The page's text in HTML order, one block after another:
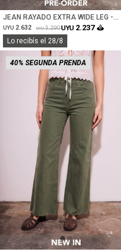
JEAN RAYADO EXTRA WIDE LEG -
CHOCOLATE
UYU 2.632 UYU 3.290UYU 2.237
Lo recibís el 28/8
40% SEGUNDA PRENDA
Talle